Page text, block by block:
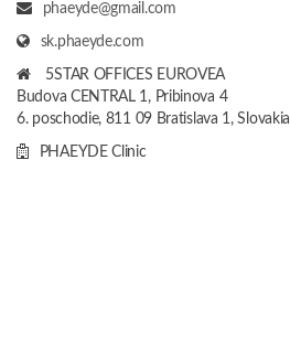
phaeyde@gmail.com
sk.phaeyde.com
5STAR OFFICES EUROVEA
Budova CENTRAL 1, Pribinova 4
6. poschodie, 811 09 Bratislava 1, Slovakia
PHAEYDE Clinic